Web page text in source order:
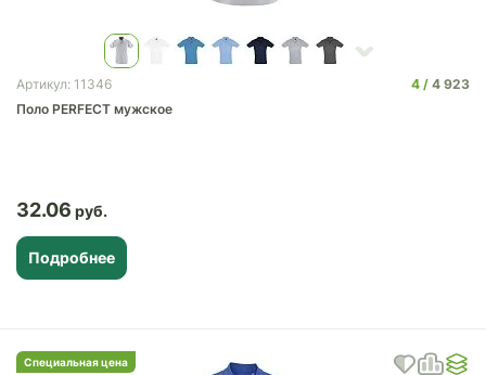
Артикул: 11346 4
4 923
Поло PERFECT мужское
32.06
Подробнее
Специальная цена